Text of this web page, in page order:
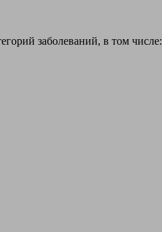
заболеваний, в том числе: